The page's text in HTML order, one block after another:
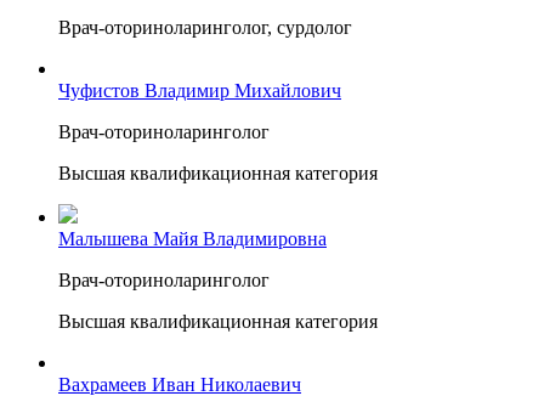
Врач-оториноларинголог, сурдолог
Чуфистов Владимир Михайлович
Врач-оториноларинголог
Высшая квалификационная категория
Малышева Майя Владимировна
Врач-оториноларинголог
Высшая квалификационная категория
Вахрамеев Иван Николаевич